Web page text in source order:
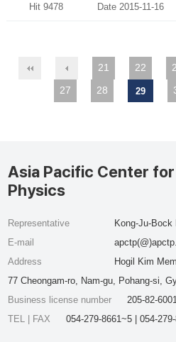
Hit 9478
Date 2015-11-16
21 22
27
28 29
Asia Pacific Center
Physics
Representative
Kong-Ju-Bock
E-mail
Address
Hogil Kim
77 Cheongam-ro, Nam-gu, Pohang-si,
Business license number
205-82-
TEL | FAX
054-279-8661~5 | 054-